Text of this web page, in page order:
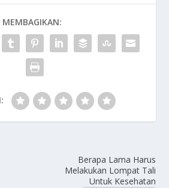
MEMBAGIKAN:
Berapa Lama Harus
Melakukan Lompat Tali
Untuk Kesehatan